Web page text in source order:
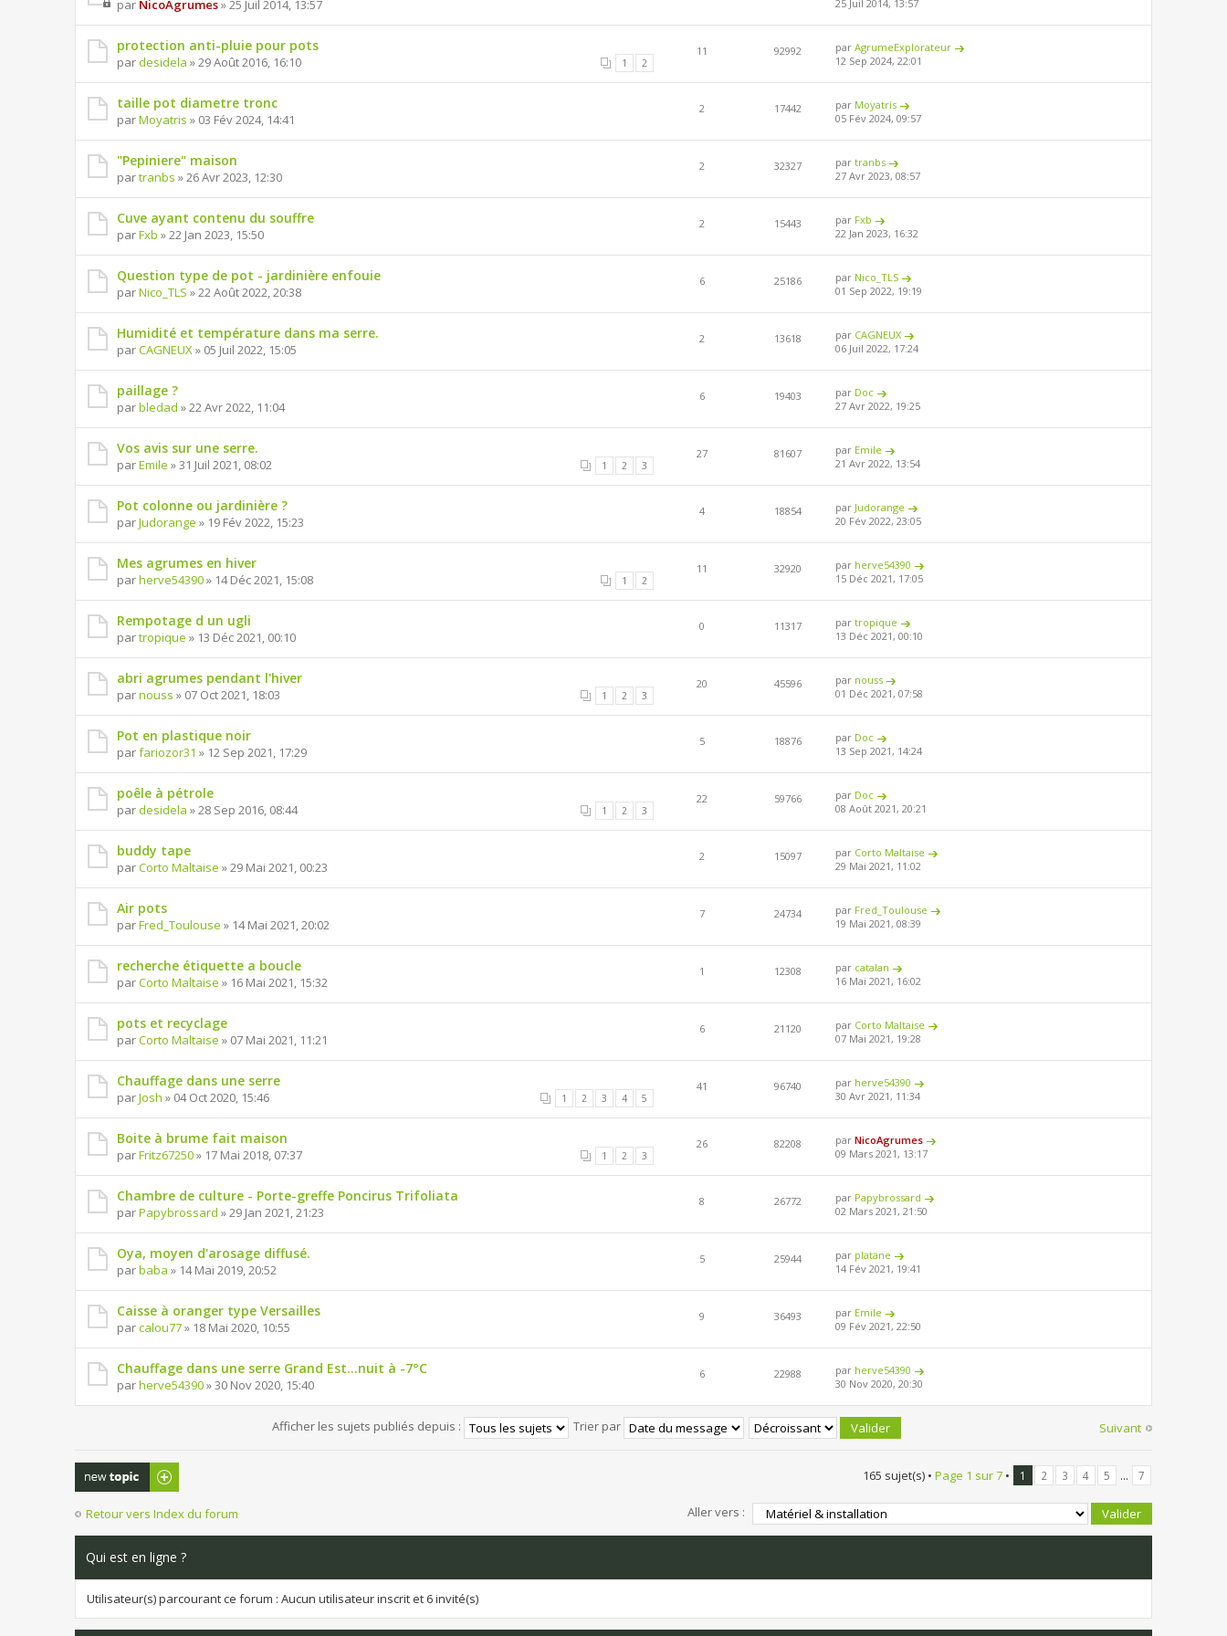
par NicoAgrumes» 25 Juil 2014, 13:57
25 Juil 2014, 13:57
protection anti-pluie pour pots
1 2
pardesidela » 29 Août 2016, 16:10
11 92992 parAgrumeExplorateur
12 Sep 2024, 22:01
taille pot diametre tronc
parMoyatris » 03 Fév 2024, 14:41
2 17442 par Moyatris
05 Fév 2024, 09:57
"Pepiniere" maison
partranbs » 26 Avr 2023, 12:30
2 32327 partranbs
27 Avr 2023, 08:57
Cuve ayant contenu du souffre
parFxb » 22 Jan 2023, 15:50
2 15443 par Fxb
22 Jan 2023, 16:32
Question type de pot - jardinière enfouie
parNico_TLS » 22 Août 2022, 20:38
6 25186 par Nico_TLS
01 Sep 2022, 19:19
Humidité et température dans ma serre.
parCAGNEUX» 05 Juil 2022, 15:05
2 13618 par CAGNEUX
06 Juil 2022, 17:24
paillage ?
parbledad » 22 Avr 2022, 11:04
6 19403 par Doc
27 Avr 2022, 19:25
Vos avis sur une serre.
1 2 3
parEmile » 31 Juil 2021, 08:02
27 81607 par Emile
21 Avr 2022, 13:54
Pot colonne ou jardinière ?
parJudorange » 19 Fév 2022, 15:23
4 18854 par Judorange
20 Fév 2022, 23:05
Mes agrumes en hiver
1 2
parherve54390» 14 Déc 2021, 15:08
11 32920 par herve54390
15 Déc 2021, 17:05
Rempotage d un ugli
partropique » 13 Déc 2021, 00:10
0 11317 partropique
13 Déc 2021, 00:10
abri agrumes pendant l'hiver
1 2 3
parnouss » 07 Oct 2021, 18:03
20 45596 par nouss
01 Déc 2021, 07:58
Pot en plastique noir
parfariozor31 » 12 Sep 2021, 17:29
5 18876 par Doc
13 Sep 2021, 14:24
poêle à pétrole
1 2 3
pardesidela » 28 Sep 2016, 08:44
22 59766 par Doc
08 Août 2021, 20:21
buddy tape
parCorto Maltaise » 29 Mai 2021, 00:23
2 15097 par Corto Maltaise
29 Mai 2021, 11:02
Air pots
parFred_Toulouse » 14 Mai 2021, 20:02
7 24734 par Fred_Toulouse
19 Mai 2021, 08:39
recherche étiquette a boucle
parCorto Maltaise » 16 Mai 2021, 15:32
1 12308 par catalan
16 Mai 2021, 16:02
pots et recyclage
parCorto Maltaise » 07 Mai 2021, 11:21
6 21120 par Corto Maltaise
07 Mai 2021, 19:28
Chauffage dans une serre
1 2 3 4 5
parJosh » 04 Oct 2020, 15:46
41 96740 par herve54390
30 Avr 2021, 11:34
Boite à brume fait maison
1 2 3
parFritz67250» 17 Mai 2018, 07:37
26 82208 parNicoAgrumes
09 Mars 2021, 13:17
Chambre de culture - Porte-greffe Poncirus Trifoliata
parPapybrossard » 29 Jan 2021, 21:23
8 26772 par Papybrossard
02 Mars 2021, 21:50
Oya, moyen d'arosage diffusé.
parbaba » 14 Mai 2019, 20:52
5 25944 par platane
14 Fév 2021, 19:41
Caisse à oranger type Versailles
parcalou77» 18 Mai 2020, 10:55
9 36493 par Emile
09 Fév 2021, 22:50
Chauffage dans une serre Grand Est...nuit à -7°C
parherve54390» 30 Nov 2020, 15:40
6 22988 par herve54390
30 Nov 2020, 20:30
Suivant
Afficher les sujets publiés depuis : Trier par
Publier un
nouveau sujet
165 sujet(s) • Page 1 sur7 • 1 2 3 4 5 ... 7
Retour vers Index du forum Aller vers :
Qui est en ligne ?
Utilisateur(s) parcourant ce forum : Aucun utilisateur inscrit et 6 invité(s)